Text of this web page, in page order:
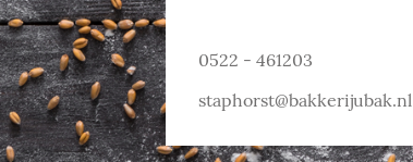
0522 - 461203
staphorst@bakkerijubak.nl